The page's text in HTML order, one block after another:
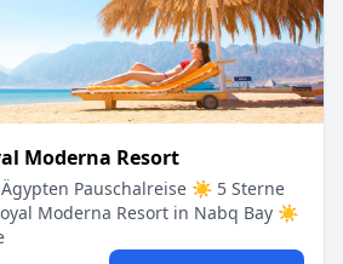
Moderna Resort
Pauschalreise ☀ 5 Sterne
Moderna Resort in Nabq Bay ☀